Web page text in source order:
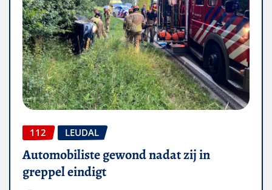
112 LEUDAL
Automobiliste gewond nadat zij in
greppel eindigt